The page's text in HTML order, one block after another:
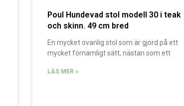
Poul Hundevad stol modell 30 i teak
och skinn. 49 cm bred
En mycket ovanlig stol som är gjord på ett
mycket förnämligt sätt, nästan som ett
LÄS MER »